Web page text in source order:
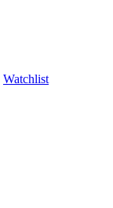
Watchlist